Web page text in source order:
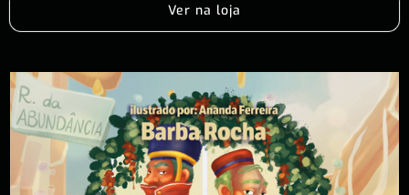
Ver na loja